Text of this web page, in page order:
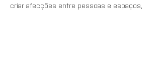
criar afecções entre pessoas e espaços,